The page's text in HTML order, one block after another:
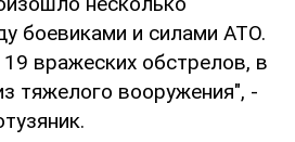
боевиками и силами АТО.
вражеских обстрелов, в
тяжелого вооружения", -